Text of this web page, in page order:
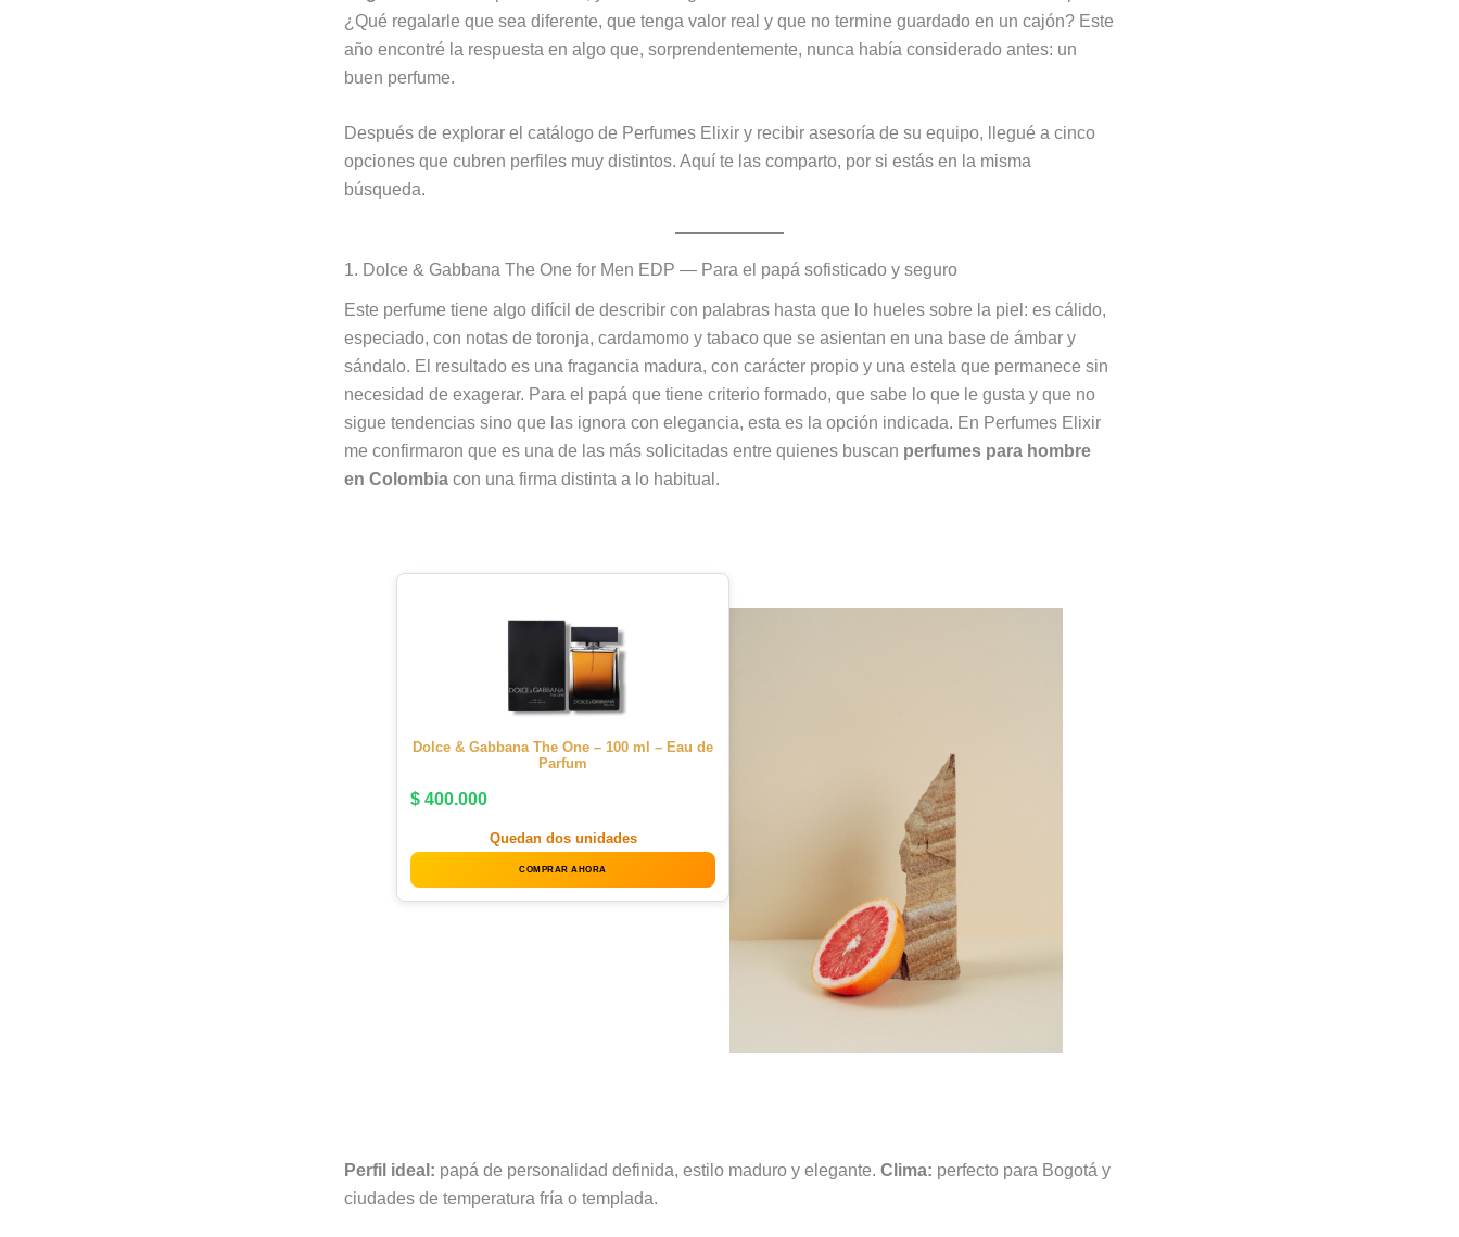
¿Qué regalarle que sea diferente, que tenga valor real y que no termine guardado en un cajón? Este
año encontré la respuesta en algo que, sorprendentemente, nunca había considerado antes: un
buen perfume.
Después de explorar el catálogo de Perfumes Elixir y recibir asesoría de su equipo, llegué a cinco
opciones que cubren perfiles muy distintos. Aquí te las comparto, por si estás en la misma
búsqueda.
1. Dolce & Gabbana The One for Men EDP — Para el papá sofisticado y seguro
Este perfume tiene algo difícil de describir con palabras hasta que lo hueles sobre la piel: es cálido,
especiado, con notas de toronja, cardamomo y tabaco que se asientan en una base de ámbar y
sándalo. El resultado es una fragancia madura, con carácter propio y una estela que permanece sin
necesidad de exagerar. Para el papá que tiene criterio formado, que sabe lo que le gusta y que no
sigue tendencias sino que las ignora con elegancia, esta es la opción indicada. En Perfumes Elixir
me confirmaron que es una de las más solicitadas entre quienes buscan perfumes para hombre
en Colombia con una firma distinta a lo habitual.
Dolce & Gabbana The One – 100 ml – Eau de
Parfum
$ 400.000
Quedan dos unidades
COMPRAR AHORA
Perfil ideal: papá de personalidad definida, estilo maduro y elegante. Clima: perfecto para Bogotá y
ciudades de temperatura fría o templada.